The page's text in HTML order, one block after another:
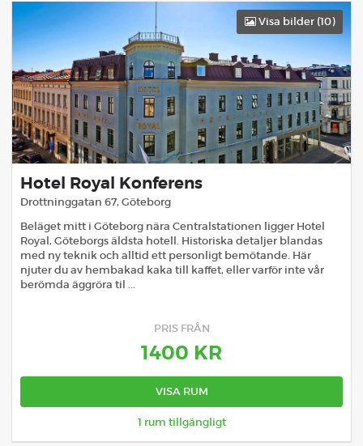
Visa bilder (10)
Hotel Royal Konferens
Drottninggatan 67, Göteborg
Beläget mitt i Göteborg nära Centralstationen ligger Hotel
Royal, Göteborgs äldsta hotell. Historiska detaljer blandas
med ny teknik och alltid ett personligt bemötande. Här
njuter du av hembakad kaka till kaffet, eller varför inte vår
berömda äggröra til ...
PRIS FRÅN
1400 KR
VISA RUM
1 rum tillgängligt